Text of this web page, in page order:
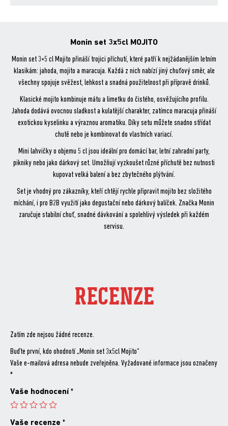
Monin set 3x5cl MOJITO
Monin set 3×5 cl Mojito přináší trojici příchutí, které patří k nejžádanějším letním
klasikám: jahoda, mojito a maracuja. Každá z nich nabízí jiný chuťový směr, ale
všechny spojuje svěžest, lehkost a snadná použitelnost při přípravě drinků.
Klasické mojito kombinuje mátu a limetku do čistého, osvěžujícího profilu.
Jahoda dodává ovocnou sladkost a kulatější charakter, zatímco maracuja přináší
exotickou kyselinku a výraznou aromatiku. Díky setu můžete snadno střídat
chutě nebo je kombinovat do vlastních variací.
Mini lahvičky o objemu 5 cl jsou ideální pro domácí bar, letní zahradní party,
pikniky nebo jako dárkový set. Umožňují vyzkoušet různé příchutě bez nutnosti
kupovat velká balení a bez zbytečného plýtvání.
Set je vhodný pro zákazníky, kteří chtějí rychle připravit mojito bez složitého
míchání, i pro B2B využití jako degustační nebo dárkový balíček. Značka Monin
zaručuje stabilní chuť, snadné dávkování a spolehlivý výsledek při každém
servisu.
RECENZE
Zatím zde nejsou žádné recenze.
Buďte první, kdo ohodnotí „Monin set 3x5cl Mojito“
Vaše e-mailová adresa nebude zveřejněna. Vyžadované informace jsou označeny
*
Vaše hodnocení *
Vaše recenze *